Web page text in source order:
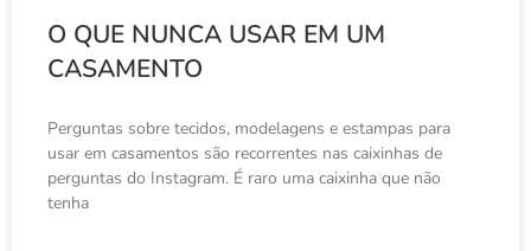
O QUE NUNCA USAR EM UM
CASAMENTO
Perguntas sobre tecidos, modelagens e estampas para
usar em casamentos são recorrentes nas caixinhas de
perguntas do Instagram. É raro uma caixinha que não
tenha